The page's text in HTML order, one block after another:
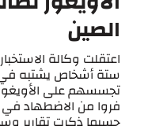
الصين
اعتقلت وكالة
ستة أشخاص يشتبه
تجسسهم على
فروا من الاضطهاد في